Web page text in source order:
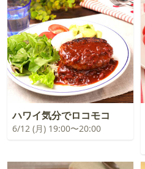
ハワイ気分でロコモコ
6/12 (月) 19:00〜20:00